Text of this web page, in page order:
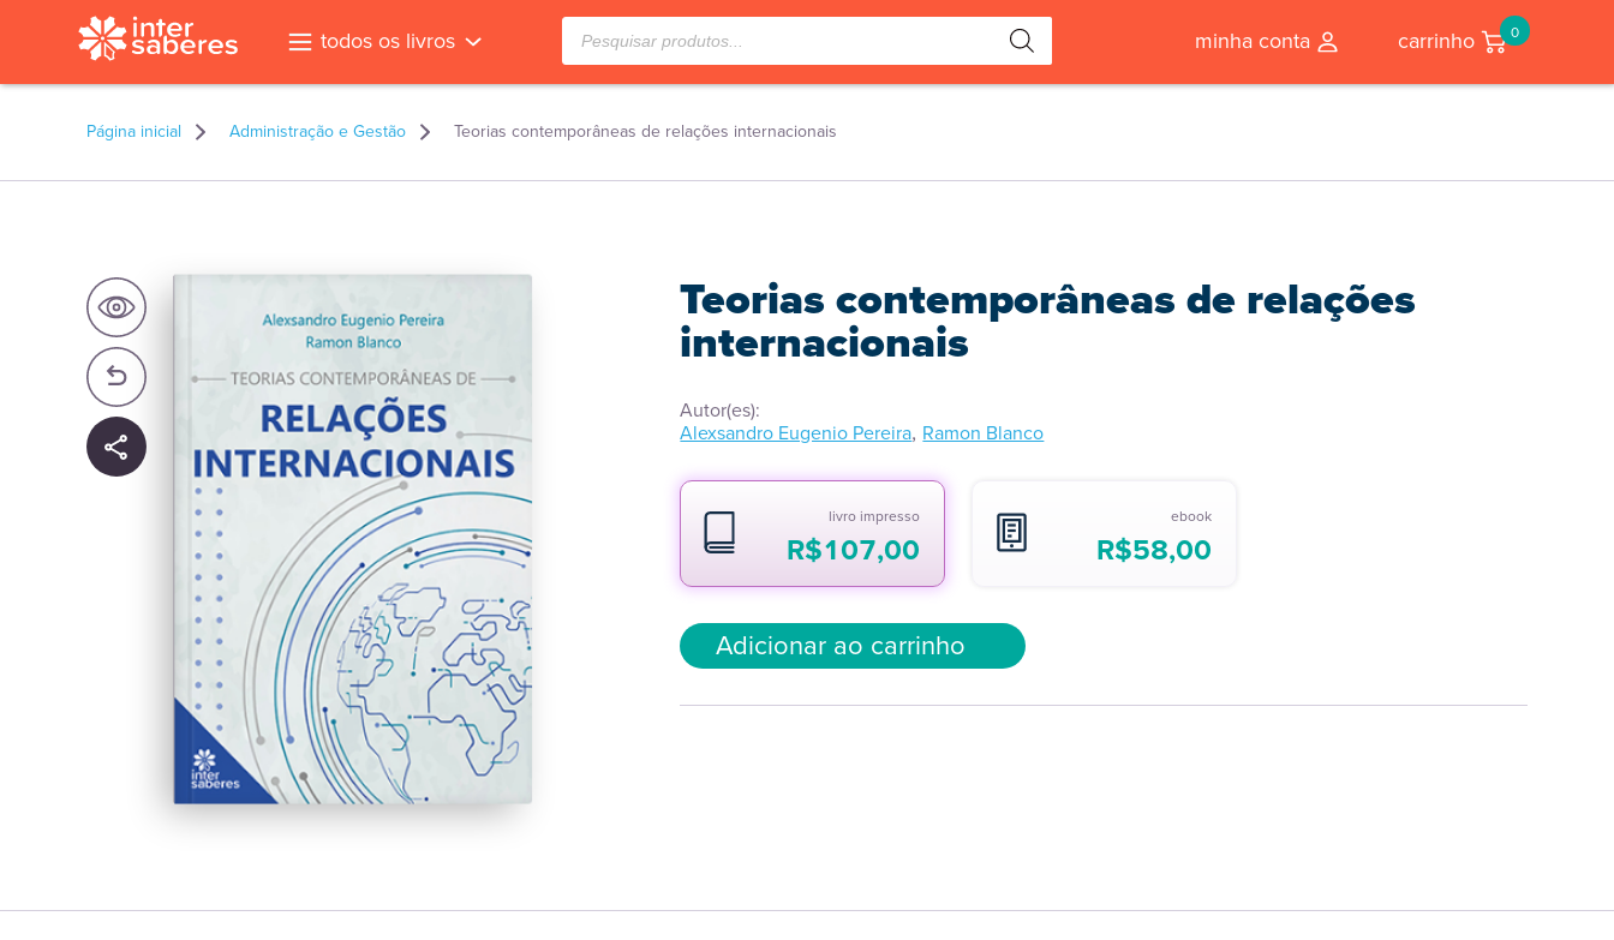
todos os livros Pesquisar
produtos minha conta carrinho 0
Página inicial Administração e Gestão Teorias contemporâneas de relações internacionais
Teorias contemporâneas de relações
internacionais
Autor(es):
Alexsandro Eugenio Pereira, Ramon Blanco
livro impresso
R$107,00
ebook
R$58,00
Adicionar ao carrinho